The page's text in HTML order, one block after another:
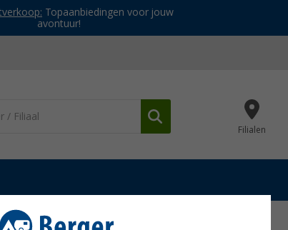
Topaanbiedingen voor jouw
avontuur!
Filialen
Solera Lux II